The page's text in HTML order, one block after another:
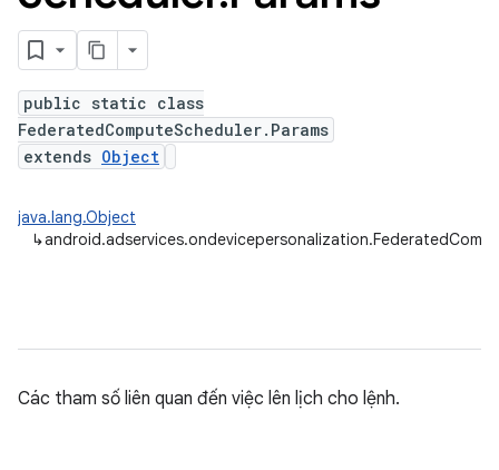
public static class
FederatedComputeScheduler.Params
extends Object
java.lang.Object
↳
Các tham số liên quan đến việc lên lịch cho lệnh.